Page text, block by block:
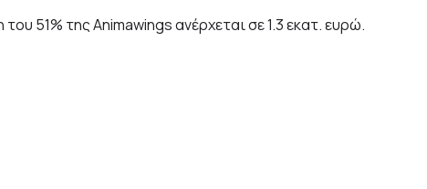
51% της Animawings ανέρχεται σε 1.3 εκατ. ευρώ.